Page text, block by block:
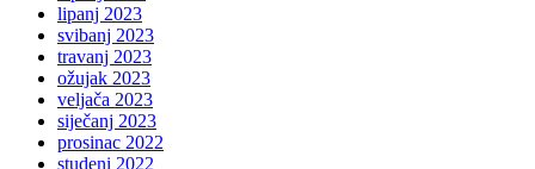
lipanj 2023
svibanj 2023
travanj 2023
ožujak 2023
veljača 2023
siječanj 2023
prosinac 2022
studeni 2022